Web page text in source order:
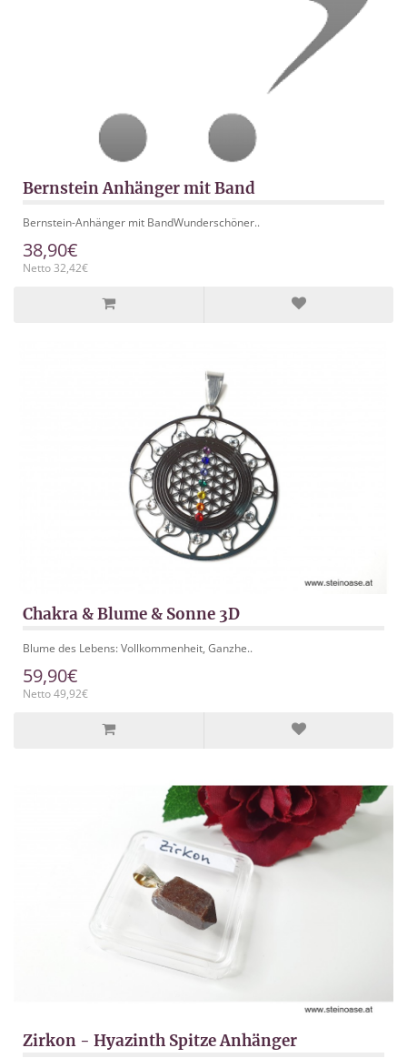
Bernstein Anhänger mit Band
Bernstein-Anhänger mit BandWunderschöner..
38,90€
Netto 32,42€
Chakra & Blume & Sonne 3D
Blume des Lebens: Vollkommenheit, Ganzhe..
59,90€
Netto 49,92€
Zirkon - Hyazinth Spitze Anhänger